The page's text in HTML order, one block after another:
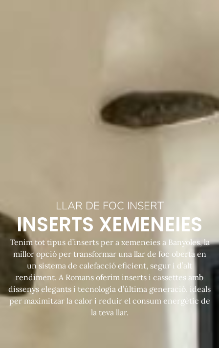
LLAR DE FOC INSERT
INSERTS XEMENEIES
Tenim tot tipus d’inserts per a xemeneies a Banyoles, la
millor opció per transformar una llar de foc oberta en
un sistema de calefacció eficient, segur i d’alt
rendiment. A Romans oferim inserts i cassettes amb
dissenys elegants i tecnologia d’última generació, ideals
per maximitzar la calor i reduir el consum energètic de
la teva llar.